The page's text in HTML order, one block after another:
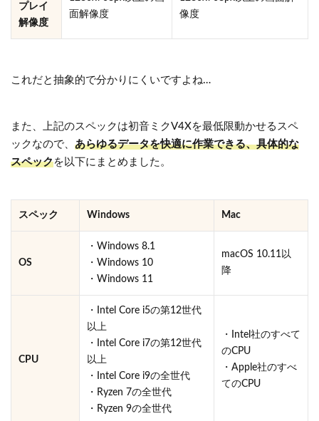
プレイ
解像度
面解像度
像度
これだと抽象的で分かりにくいですよね…
また、上記のスペックは初音ミクV4Xを最低限動かせるスペ
ックなので、 あらゆるデータを快適に作業できる、具体的な
スペックを以下にまとめました。
スペック Windows Mac
OS
・Windows 8.1
・Windows 10
・Windows 11
macOS 10.11以
降
CPU
・Intel Core i5の第12世代
以上
・Intel Core i7の第12世代
以上
・Intel Core i9の全世代
・Ryzen 7の全世代
・Ryzen 9の全世代
・Intel社のすべて
のCPU
・Apple社のすべ
てのCPU